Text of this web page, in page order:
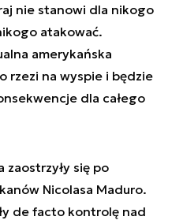
nie stanowi dla nikogo
atakować.
amerykańska
rzezi na wyspie i będzie
dla całego
zaostrzyły się po
Nicolasa Maduro.
de facto kontrolę nad